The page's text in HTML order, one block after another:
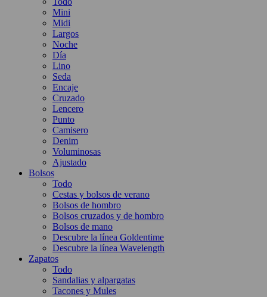
Mini
Midi
Largos
Noche
Día
Lino
Seda
Encaje
Cruzado
Lencero
Punto
Camisero
Denim
Voluminosas
Ajustado
Bolsos
Todo
Cestas y bolsos de verano
Bolsos de hombro
Bolsos cruzados y de hombro
Bolsos de mano
Descubre la línea Goldentime
Descubre la línea Wavelength
Zapatos
Todo
Sandalias y alpargatas
Tacones y Mules